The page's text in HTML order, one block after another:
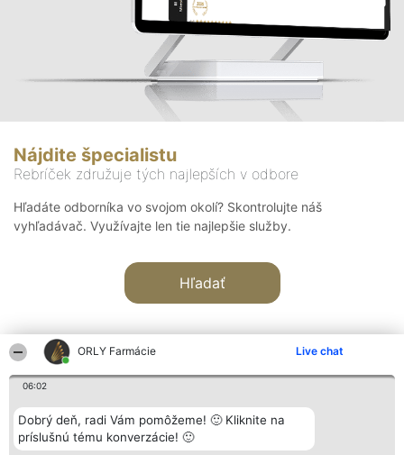
ORLY Farmácie Live chat
06:02
Dobrý deň, radi Vám pomôžeme! 🙂 Kliknite na
príslušnú tému konverzácie! 🙂
Nájdite špecialistu
Rebríček združuje tých najlepších v odbore
Hľadáte odborníka vo svojom okolí? Skontrolujte náš
vyhľadávač. Využívajte len tie najlepšie služby.
Hľadať
Organizátor hodnotenia
Bright Side Solutions sp. z o.
o. sp. k.
Hodnotenie
Laureáti
Lista
Kontakt
Kontakt